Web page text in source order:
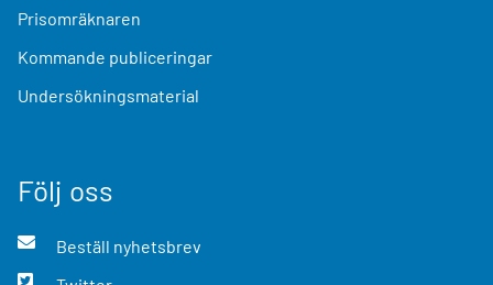
Prisomräknaren
Kommande publiceringar
Undersökningsmaterial
Följ oss
Beställ nyhetsbrev